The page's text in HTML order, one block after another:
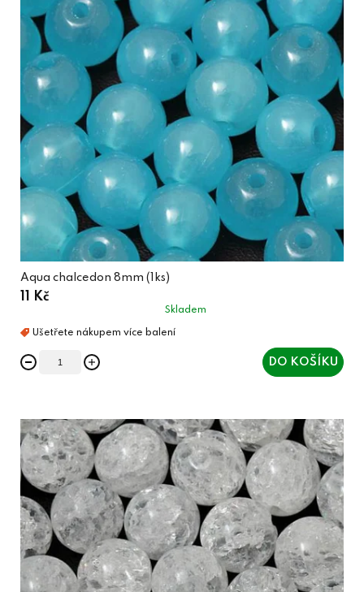
Aqua chalcedon 8mm (1ks)
11 Kč
Skladem
DO KOŠÍKU